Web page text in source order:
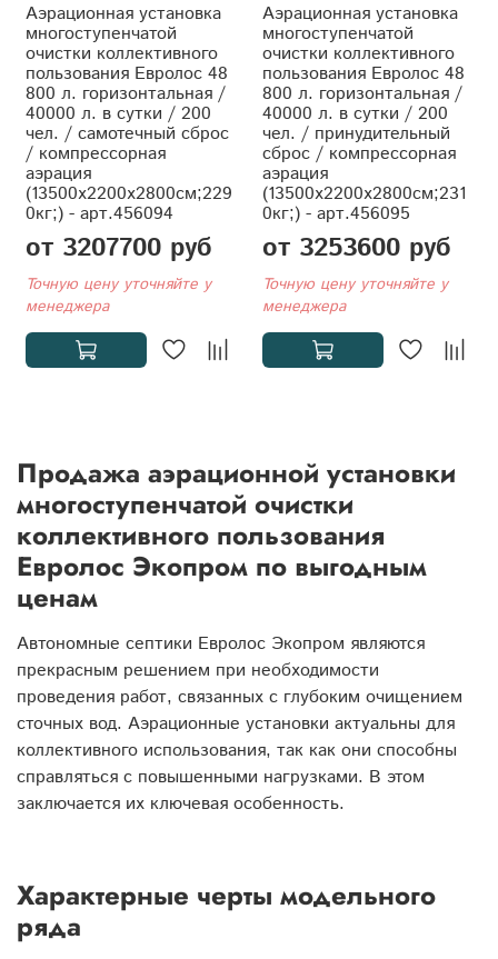
Аэрационная установка
многоступенчатой
очистки коллективного
пользования Евролос 48
800 л. горизонтальная /
40000 л. в сутки / 200
чел. / самотечный сброс
/ компрессорная
аэрация
(13500x2200x2800см;229
0кг;) - арт.456094
от 3207700 руб
Точную цену уточняйте у
менеджера
Аэрационная установка
многоступенчатой
очистки коллективного
пользования Евролос 48
800 л. горизонтальная /
40000 л. в сутки / 200
чел. / принудительный
сброс / компрессорная
аэрация
(13500x2200x2800см;231
0кг;) - арт.456095
от 3253600 руб
Точную цену уточняйте у
менеджера
Продажа аэрационной установки
многоступенчатой очистки
коллективного пользования
Евролос Экопром по выгодным
ценам
Автономные септики Евролос Экопром являются
прекрасным решением при необходимости
проведения работ, связанных с глубоким очищением
сточных вод. Аэрационные установки актуальны для
коллективного использования, так как они способны
справляться с повышенными нагрузками. В этом
заключается их ключевая особенность.
Характерные черты модельного
ряда